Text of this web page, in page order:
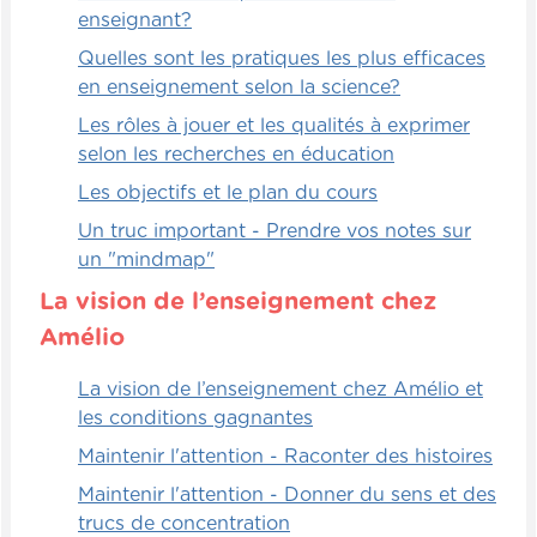
vais nommer. La troisième étape, c'est la
personne qui doit elle-même nommer ou
décrire.
Alors ça, c'est vraiment le première étage
de la présentation à trois temps, la version
la plus simple. Évidemment, je pourrais
déposer les cartes une par une, mais si je
veux que vous les voyiez bien, j'ai usé d'un
les faire découvrir une à [00:01:00] une.
Normalement, si vous étiez carrément
Mais cela ne donne pas un bon rendu à la
caméra donc on va procéder de cette
manière.
Premiers personnages historique que je
vais vous présenter, ce sont des
enseignant?
Quelles sont les pratiques les plus efficaces
en enseignement selon la science?
Les rôles à jouer et les qualités à exprimer
selon les recherches en éducation
Les objectifs et le plan du cours
Un truc important - Prendre vos notes sur
un "mindmap"
La vision de l’enseignement chez
Amélio
La vision de l’enseignement chez Amélio et
les conditions gagnantes
Maintenir l'attention - Raconter des histoires
Maintenir l'attention - Donner du sens et des
trucs de concentration